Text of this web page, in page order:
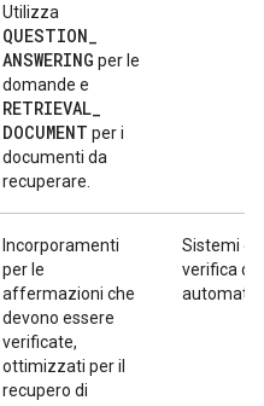
Utilizza
QUESTION_
ANSWERING per le
domande e
RETRIEVAL_
DOCUMENT per i
documenti da
recuperare.
Incorporamenti
per le
affermazioni che
devono essere
verificate,
ottimizzati per il
recupero di
Sistemi di
verifica